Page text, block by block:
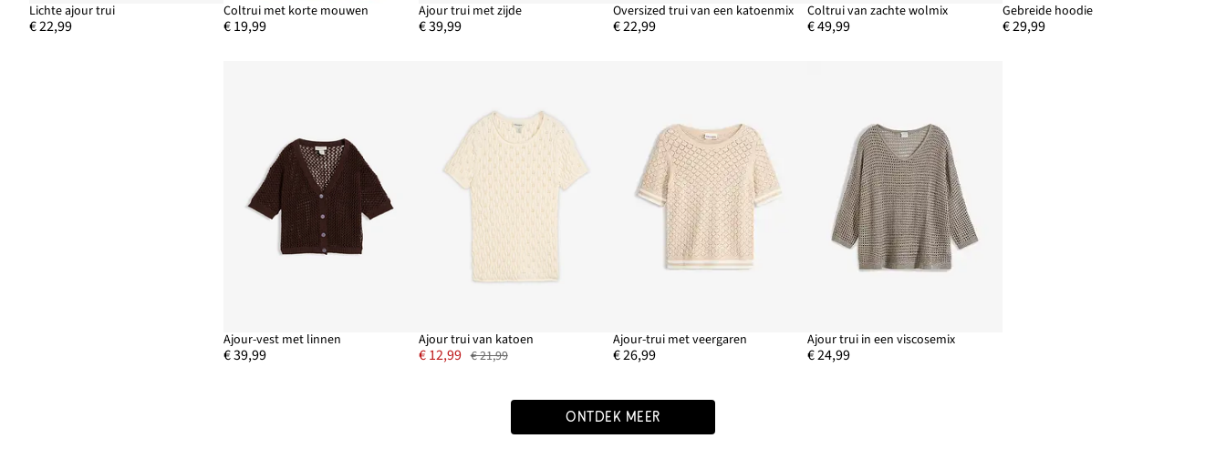
Lichte ajour trui
€ 22,99
Coltrui met korte mouwen
€ 19,99
Ajour trui met zijde
€ 39,99
Oversized trui van een katoenmix
€ 22,99
Coltrui van zachte wolmix
€ 49,99
Gebreide hoodie
€ 29,99
Ajour-vest met linnen
€ 39,99
Ajour trui van katoen
€ 12,99 € 21,99
Ajour-trui met veergaren
€ 26,99
Ajour trui in een viscosemix
€ 24,99
ONTDEK MEER